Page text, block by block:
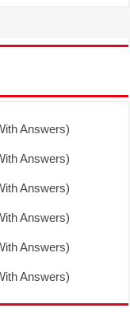
Answers)
Answers)
Answers)
Answers)
Answers)
Answers)